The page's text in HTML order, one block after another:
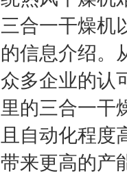
三合一干燥机
的信息介绍。
众多企业的认
里的三合一干
且自动化程度
带来更高的产